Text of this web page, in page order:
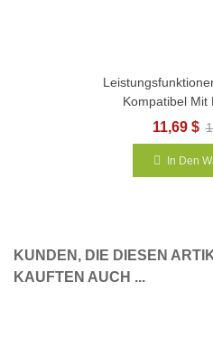
Kompatibel Mit
11,69 $
In Den
KUNDEN, DIE DIESEN
KAUFTEN AUCH ...